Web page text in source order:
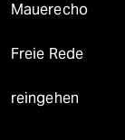
Mauerecho
Freie Rede
reingehen